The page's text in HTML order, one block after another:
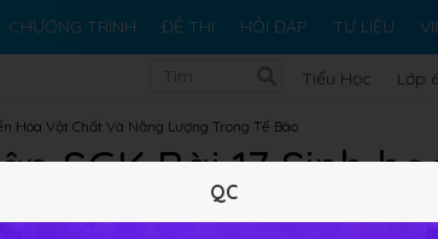
CHƯƠNG TRÌNH ĐỀ THI HỎI ĐÁP TƯ LIỆU
Tiểu Học Lớp 6
Hóa Vật Chất Và Năng Lượng Trong Tế Bào
SGK Bài 17 Sinh
QC